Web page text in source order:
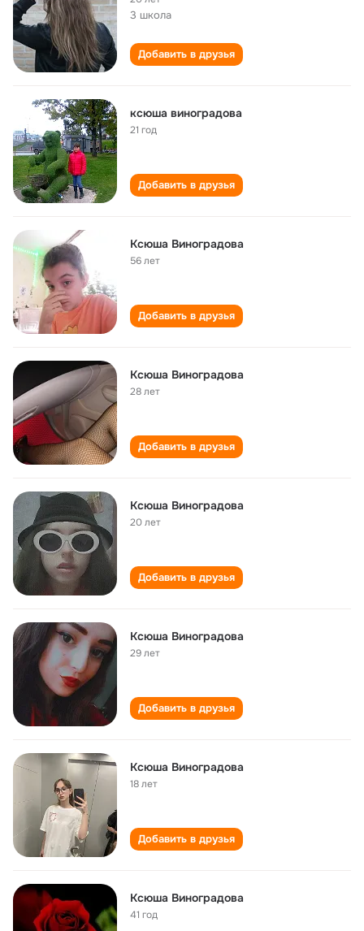
3 школа
Добавить в друзья
ксюша виноградова
21 год
Добавить в друзья
Ксюша Виноградова
56 лет
Добавить в друзья
Ксюша Виноградова
28 лет
Добавить в друзья
Ксюша Виноградова
20 лет
Добавить в друзья
Ксюша Виноградова
29 лет
Добавить в друзья
Ксюша Виноградова
18 лет
Добавить в друзья
Ксюша Виноградова
41 год